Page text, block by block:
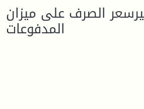
الصرف على ميزان
المدفوعات